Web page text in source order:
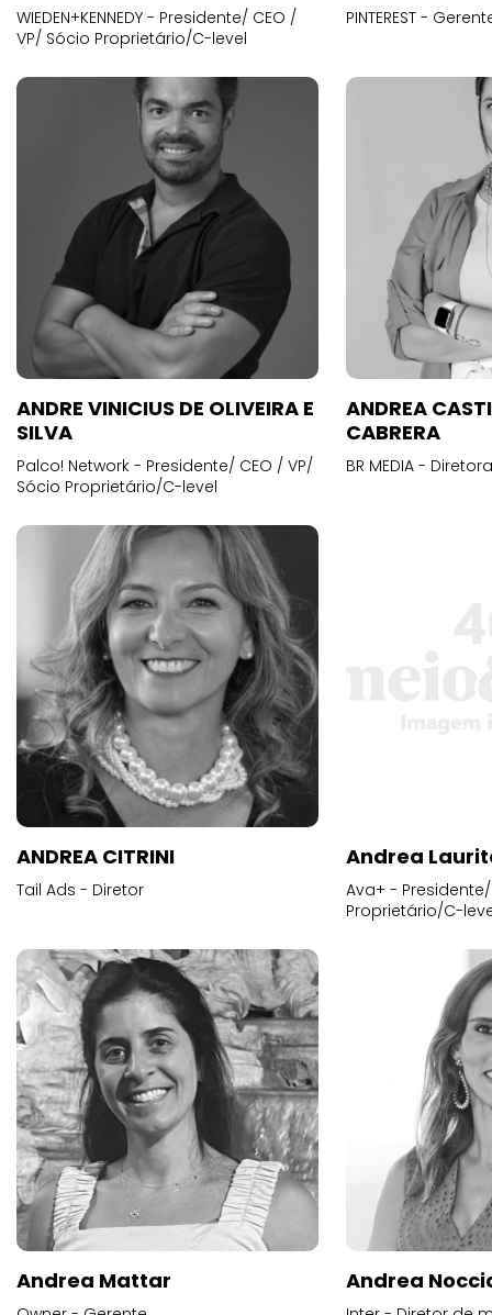
WIEDEN+KENNEDY - Presidente/ CEO /
VP/ Sócio Proprietário/C-level
PINTEREST -
ANDRE VINICIUS DE OLIVEIRA E
SILVA
Palco! Network - Presidente/ CEO / VP/
Sócio Proprietário/C-level
ANDREA
CABRERA
BR MEDIA -
ANDREA CITRINI
Tail Ads - Diretor
Andrea
Ava+ -
Proprietário/C-
Andrea Mattar Andrea